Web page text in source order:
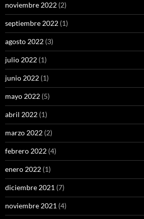
noviembre 2022 (2)
septiembre 2022 (1)
agosto 2022 (3)
julio 2022 (1)
junio 2022 (1)
mayo 2022 (5)
abril 2022 (1)
marzo 2022 (2)
febrero 2022 (4)
enero 2022 (1)
diciembre 2021 (7)
noviembre 2021 (4)